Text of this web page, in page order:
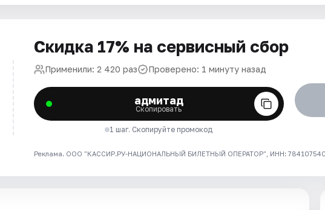
Скидка 17% на сервисный сбор
Применили: 2 420 раз Проверено: 1 минуту назад
адмитад
Скопировать
1 шаг. Скопируйте промокод
Реклама. ООО "КАССИР.РУ-НАЦИОНАЛЬНЫЙ БИЛЕТНЫЙ ОПЕРАТОР", ИНН: 7841075409